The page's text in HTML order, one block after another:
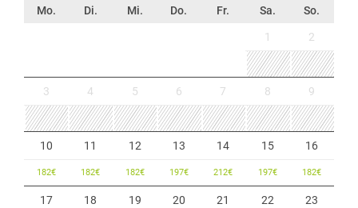
Mo. Di. Mi. Do. Fr. Sa. So.
1 2
3 4 5 6 7 8 9
10
182€
11
182€
12
182€
13
197€
14
212€
15
197€
16
182€
17 18 19 20 21 22 23